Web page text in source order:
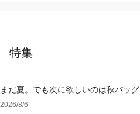
特集
まだ夏。でも次に欲しいのは秋バッグ
2026/8/6